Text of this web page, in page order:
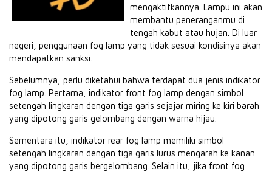
mengaktifkannya. Lampu ini akan
membantu peneranganmu di
tengah kabut atau hujan. Di luar
negeri, penggunaan fog lamp yang tidak sesuai kondisinya akan
mendapatkan sanksi.
Sebelumnya, perlu diketahui bahwa terdapat dua jenis indikator
fog lamp. Pertama, indikator front fog lamp dengan simbol
setengah lingkaran dengan tiga garis sejajar miring ke kiri barah
yang dipotong garis gelombang dengan warna hijau.
Sementara itu, indikator rear fog lamp memiliki simbol
setengah lingkaran dengan tiga garis lurus mengarah ke kanan
yang dipotong garis bergelombang. Selain itu, jika front fog